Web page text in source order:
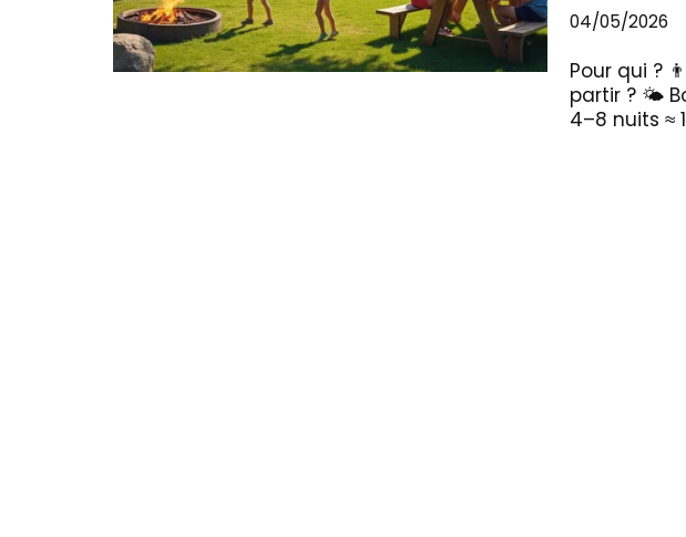
04/05/2026
Pour qui ?
partir ? 🌤️
4–8 nuits ≈